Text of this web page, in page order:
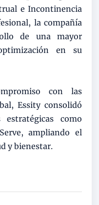
e Incontinencia
la compañía
de una mayor
en su
con las
Essity consolidó
como
ampliando el
y bienestar.